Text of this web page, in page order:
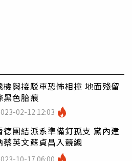
與接駁車恐怖相撞 地面殘留
黑色胎痕
02-12 12:03
團結派系準備釘孤支 黨內建
蔡英文蘇貞昌入競總
10-17 06:00